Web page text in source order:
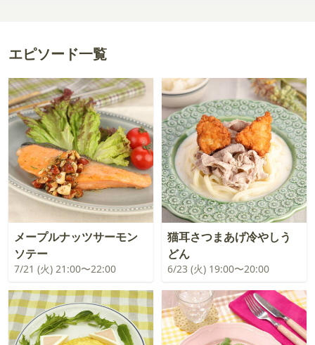
エピソード一覧
メープルナッツサーモン
ソテー
7/21 (火) 21:00〜22:00
猫耳さつまあげ冷やしう
どん
6/23 (火) 19:00〜20:00